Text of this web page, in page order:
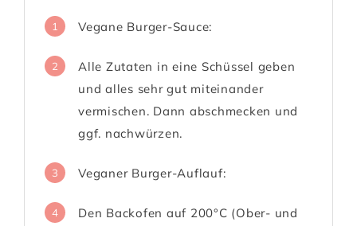
1 Vegane Burger-Sauce:
2
Alle Zutaten in eine Schüssel geben
und alles sehr gut miteinander
vermischen. Dann abschmecken und
ggf. nachwürzen.
3 Veganer Burger-Auflauf:
4
Den Backofen auf 200°C (Ober- und